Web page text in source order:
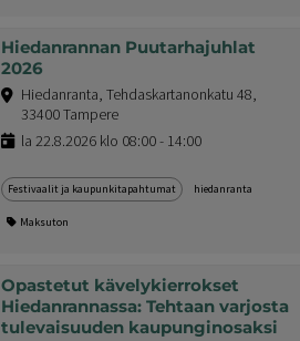
Hiedanrannan Puutarhajuhlat
2026
Hiedanranta, Tehdaskartanonkatu 48,
33400 Tampere
la 22.8.2026 klo 08:00 - 14:00
Festivaalit ja kaupunkitapahtumat hiedanranta
Maksuton
Opastetut kävelykierrokset
Hiedanrannassa: Tehtaan varjosta
tulevaisuuden kaupunginosaksi